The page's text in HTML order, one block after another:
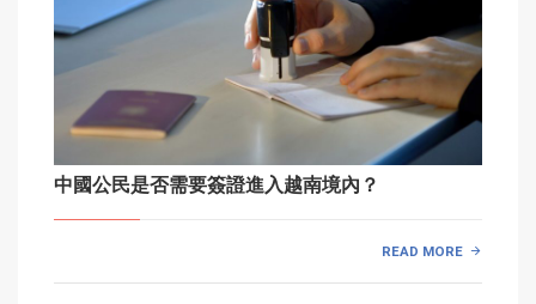
中國公民是否需要簽證進入越南境內？
READ MORE